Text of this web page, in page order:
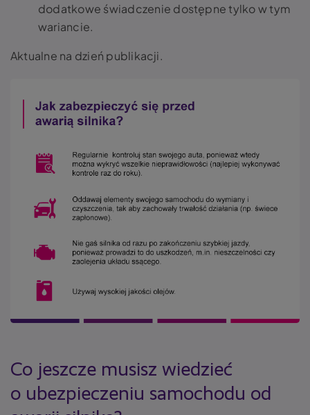
dodatkowe świadczenie dostępne tylko w tym
wariancie.
Aktualne na dzień publikacji.
Co jeszcze musisz wiedzieć
o ubezpieczeniu samochodu od